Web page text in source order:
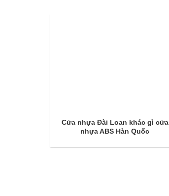
Cửa nhựa Đài Loan khác gì cửa
nhựa ABS Hàn Quốc